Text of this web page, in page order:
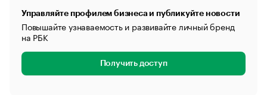
Управляйте профилем бизнеса и публикуйте новости
Повышайте узнаваемость и развивайте личный бренд
на РБК
Получить доступ